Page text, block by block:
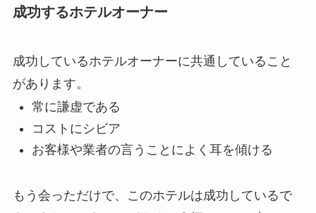
成功するホテルオーナー
成功しているホテルオーナーに共通していること
があります。
常に謙虚である
コストにシビア
お客様や業者の言うことによく耳を傾ける
もう会っただけで、このホテルは成功しているで